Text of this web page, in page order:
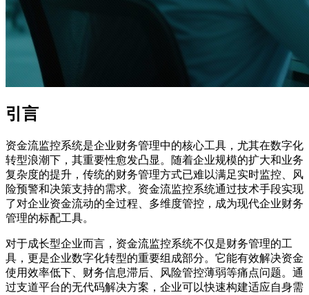
引言
资金流监控系统是企业财务管理中的核心工具，尤其在数字化
转型浪潮下，其重要性愈发凸显。随着企业规模的扩大和业务
复杂度的提升，传统的财务管理方式已难以满足实时监控、风
险预警和决策支持的需求。资金流监控系统通过技术手段实现
了对企业资金流动的全过程、多维度管控，成为现代企业财务
管理的标配工具。
对于成长型企业而言，资金流监控系统不仅是财务管理的工
具，更是企业数字化转型的重要组成部分。它能有效解决资金
使用效率低下、财务信息滞后、风险管控薄弱等痛点问题。通
过支道平台的无代码解决方案，企业可以快速构建适应自身需